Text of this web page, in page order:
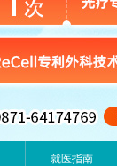
就医指南